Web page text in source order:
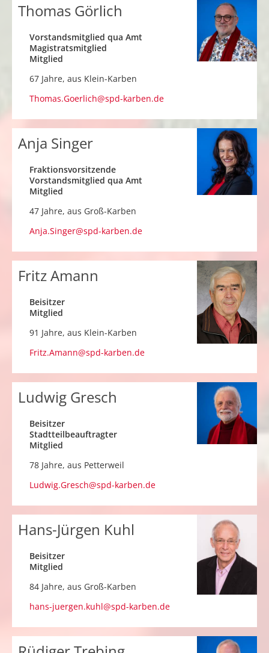
Thomas Görlich
Vorstandsmitglied qua Amt
Magistratsmitglied
Mitglied
67 Jahre, aus Klein-Karben
Thomas.Goerlich@spd-karben.de
Anja Singer
Fraktionsvorsitzende
Vorstandsmitglied qua Amt
Mitglied
47 Jahre, aus Groß-Karben
Anja.Singer@spd-karben.de
Fritz Amann
Beisitzer
Mitglied
91 Jahre, aus Klein-Karben
Fritz.Amann@spd-karben.de
Ludwig Gresch
Beisitzer
Stadtteilbeauftragter
Mitglied
78 Jahre, aus Petterweil
Ludwig.Gresch@spd-karben.de
Hans-Jürgen Kuhl
Beisitzer
Mitglied
84 Jahre, aus Groß-Karben
hans-juergen.kuhl@spd-karben.de